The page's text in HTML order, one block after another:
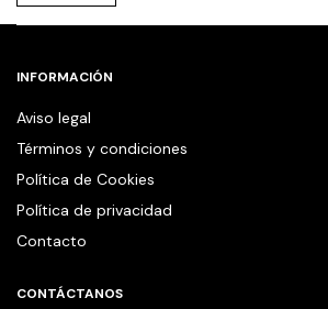
INFORMACIÓN
Aviso legal
Términos y condiciones
Política de Cookies
Política de privacidad
Contacto
CONTÁCTANOS